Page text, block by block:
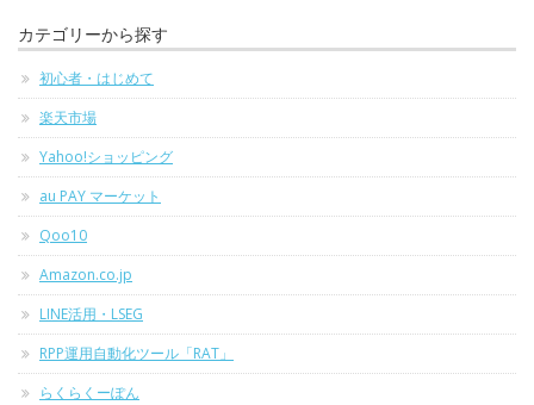
カテゴリーから探す
初心者・はじめて
楽天市場
Yahoo!ショッピング
au PAY マーケット
Qoo10
Amazon.co.jp
LINE活用・LSEG
RPP運用自動化ツール「RAT」
らくらくーぽん